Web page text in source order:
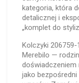
kategoria, która
detalicznej i
„komplet do
Kolczyki
Merebilo —
doświadczeniem
jako